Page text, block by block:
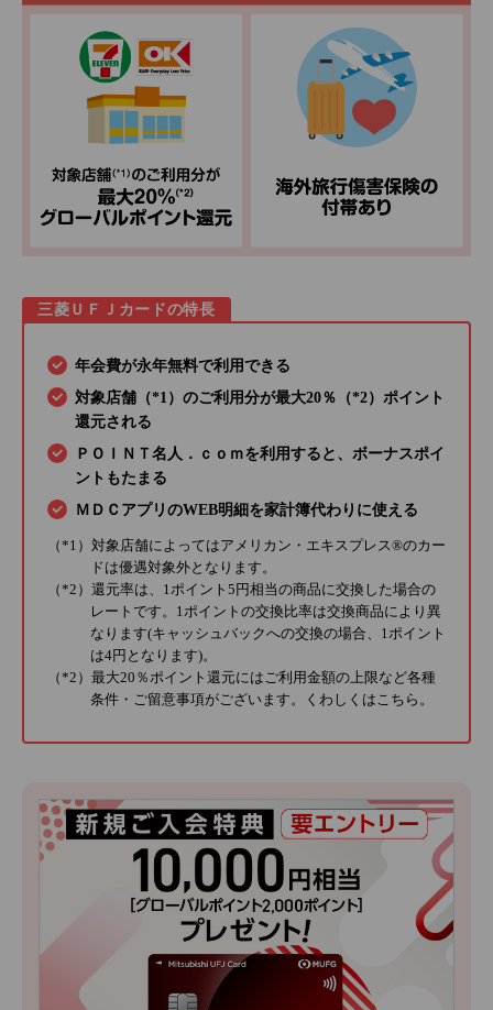
三菱ＵＦＪカードの特長
年会費が永年無料で利用できる
対象店舗（*1）のご利用分が最大20％（*2）ポイント
還元される
ＰＯＩＮＴ名人．ｃｏｍを利用すると、ボーナスポイ
ントもたまる
ＭＤＣアプリのWEB明細を家計簿代わりに使える
（*1）対象店舗によってはアメリカン・エキスプレス®のカー
ドは優遇対象外となります。
（*2）還元率は、1ポイント5円相当の商品に交換した場合の
レートです。1ポイントの交換比率は交換商品により異
なります(キャッシュバックへの交換の場合、1ポイント
は4円となります)。
（*2）最大20％ポイント還元にはご利用金額の上限など各種
条件・ご留意事項がございます。くわしくはこちら 。